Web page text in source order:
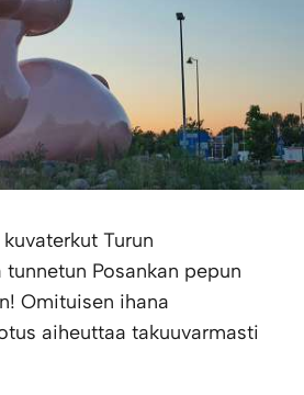
Turun
Posankan pepun
Omituisen ihana
aiheuttaa takuuvarmasti